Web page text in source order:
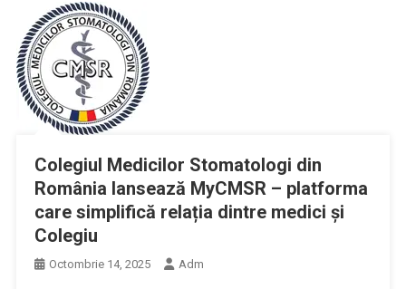
Colegiul Medicilor Stomatologi din
România lansează MyCMSR – platforma
care simplifică relația dintre medici și
Colegiu
Octombrie 14, 2025 Adm